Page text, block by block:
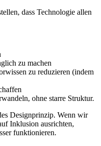
dass Technologie allen
zu machen
zu reduzieren (indem
ohne starre Struktur.
Designprinzip. Wenn wir
Inklusion ausrichten,
funktionieren.